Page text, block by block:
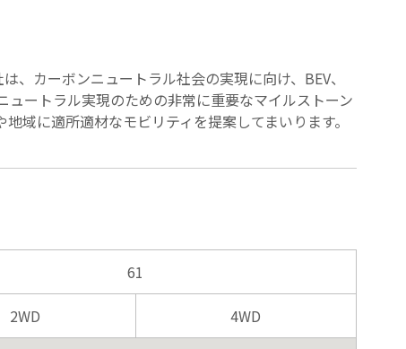
、カーボンニュートラル社会の実現に向け、BEV、
ュートラル実現のための非常に重要なマイルストーン
域に適所適材なモビリティを提案してまいります。
61
2WD 4WD